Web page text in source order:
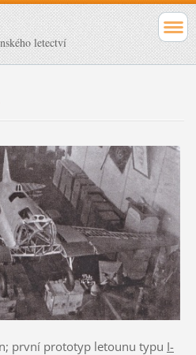
letectví
první prototyp letounu typu I-